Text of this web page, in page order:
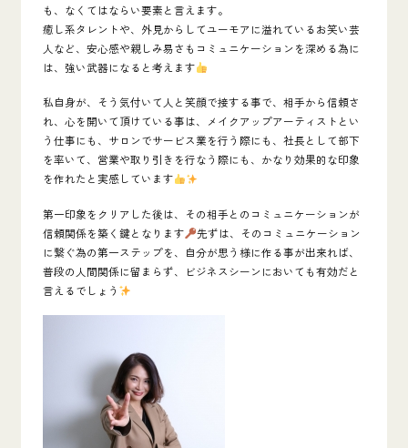
も、なくてはならい要素と言えます。
癒し系タレントや、外見からしてユーモアに溢れているお笑い芸
人など、 安心感や親しみ易さもコミュニケーションを深める為に
は、強い武器になると考えます
私自身が、そう気付いて人と笑顔で接する事で、相手から信頼さ
れ、心を開いて頂けている事は、メイクアップアーティストとい
う仕事にも、サロンでサービス業を行う際にも、社長として部下
を率いて、営業や取り引きを行なう際にも、かなり効果的な印象
を作れたと実感しています
第一印象をクリアした後は、その相手とのコミュニケーションが
信頼関係を築く鍵となります
先ずは、そのコミュニケーション
に繋ぐ為の第一ステップを、自分が思う様に作る事が出来れば、
普段の人間関係に留まらず、ビジネスシーンにおいても有効だと
言えるでしょう